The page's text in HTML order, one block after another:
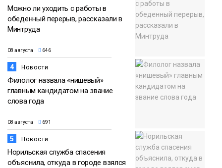
Можно ли уходить с работы в
обеденный перерыв, рассказали в
Минтруда
08 августа 646
4 Новости
Филолог назвала «нишевый»
главным кандидатом на звание
слова года
08 августа 691
5 Новости
Норильская служба спасения
объяснила, откуда в городе взялся